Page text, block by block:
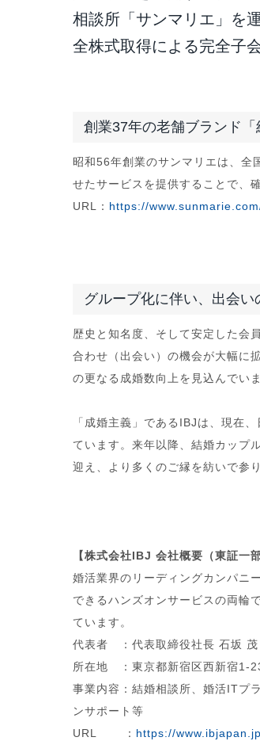
相談所「サンマリエ」を
全株式取得による完全子
創業37年の老舗ブランド「
昭和56年創業のサンマリエは、全
せたサービスを提供することで、
URL： https://
グループ化に伴い、出会い
歴史と知名度、そして安定した会
合わせ（出会い）の機会が大幅に
の更なる成婚数向上を見込んでいま
「成婚主義」であるIBJは、現在
ています。来年以降、結婚カップ
迎え、より多くのご縁を紡いで参り
【株式会社IBJ 会社概要（東証一
婚活業界のリーディングカンパニ
できるハンズオンサービスの両輪
ています。
代表者 ：代表取締役社長 石坂 茂
所在地 ：東京都新宿区西新宿1-
事業内容：結婚相談所、婚活ITプ
ンサポート等
URL ： https://